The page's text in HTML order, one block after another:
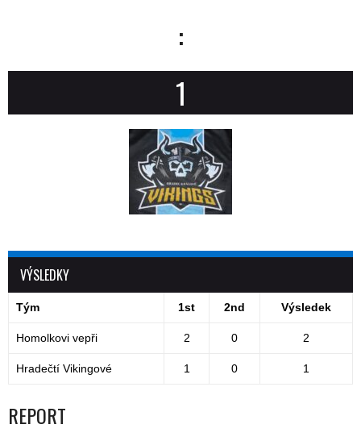
:
1
VÝSLEDKY
Tým 1st 2nd Výsledek
Homolkovi vepři 2 0 2
Hradečtí Vikingové 1 0 1
REPORT